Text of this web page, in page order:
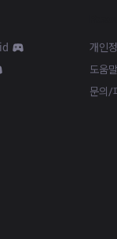
개인
도움말
문의/